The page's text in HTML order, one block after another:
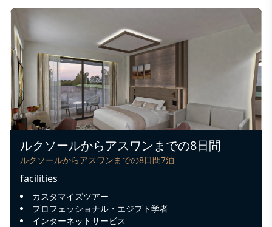
ルクソールからアスワンまでの8日間
ルクソールからアスワンまでの8日間7泊
facilities
カスタマイズツアー
プロフェッショナル・エジプト学者
インターネットサービス